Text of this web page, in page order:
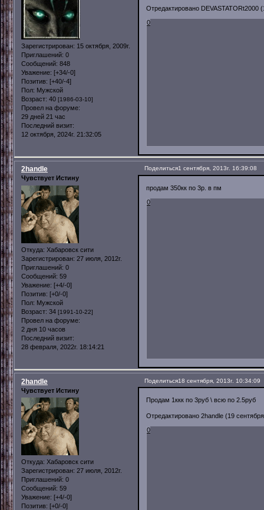
Зарегистрирован: 15 октября, 2009г.
Приглашений: 0
Сообщений: 848
Уважение: [+34/-0]
Позитив: [+40/-4]
Пол: Мужской
Возраст: 40 [1986-03-10]
Провел на форуме:
29 дней 21 час
Последний визит:
12 октября, 2024г. 21:32:05
Отредактировано DEVASTATORt2000
0
Поделиться1 сентября, 2013г. 16:39:08
2handle
Чувствует Истину
Откуда: Хабаровск сити
Зарегистрирован: 27 июля, 2012г.
Приглашений: 0
Сообщений: 59
Уважение: [+4/-0]
Позитив: [+0/-0]
Пол: Мужской
Возраст: 34 [1991-10-22]
Провел на форуме:
2 дня 10 часов
Последний визит:
28 февраля, 2022г. 18:14:21
продам 350кк по 3р. в пм
0
Поделиться18 сентября, 2013г. 10:34:09
2handle
Чувствует Истину
Откуда: Хабаровск сити
Зарегистрирован: 27 июля, 2012г.
Приглашений: 0
Сообщений: 59
Уважение: [+4/-0]
Позитив: [+0/-0]
Продам 1ккк по 3руб \ всю по 2.5руб
Отредактировано 2handle (19
0